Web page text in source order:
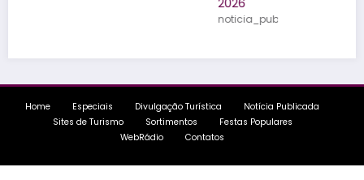
noticia_publicada
Especiais Divulgação Turística
Notícia Publicada
Sites de Turismo
Sortimentos
Festas Populares